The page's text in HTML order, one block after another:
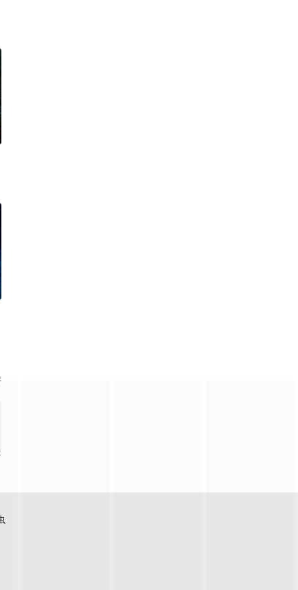
标一路追杀而来。为了护住身世成谜的表
母之旅。这不仅是对母亲下落的追寻，更是他探寻身世真相、寻求内心
宝途中遇到神秘事件集体神秘消失。20年后寻宝队成员周西川和周嫣然、
整个人性情大变，怪事接二连三炸出来。
悦被一股令人发寒的疑惧笼罩——她对新生儿产生了不为人知的猜疑，
岸，开启步入社会前的最后一场冒险，慕名报名了名为 “恶魔之口” 的偏
灵偶自行移动和夜半啼哭，石桥似乎藏着不
最想要的那个人——也就是彼此——的样子出现。
回到了她空荡荡的童年故居，因为她得知了哥哥马修神秘死亡的消息。萨